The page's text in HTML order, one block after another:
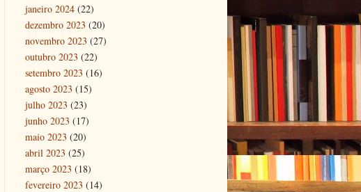
janeiro 2024 (22)
dezembro 2023 (20)
novembro 2023 (27)
outubro 2023 (22)
setembro 2023 (16)
agosto 2023 (15)
julho 2023 (23)
junho 2023 (17)
maio 2023 (20)
abril 2023 (25)
março 2023 (18)
fevereiro 2023 (14)